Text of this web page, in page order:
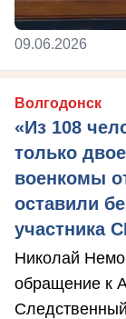
09.06.2026
Волгодонск
«Из 108
только
военкомы
оставили
участника
Николай
обращение к